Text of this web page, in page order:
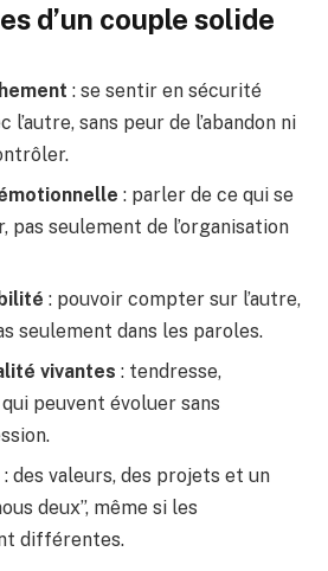
d’un couple solide
: se sentir en sécurité
sans peur de l’abandon ni
: parler de ce qui se
pas seulement de l’organisation
: pouvoir compter sur l’autre,
seulement dans les paroles.
vivantes : tendresse,
peuvent évoluer sans
: des valeurs, des projets et un
deux”, même si les
différentes.